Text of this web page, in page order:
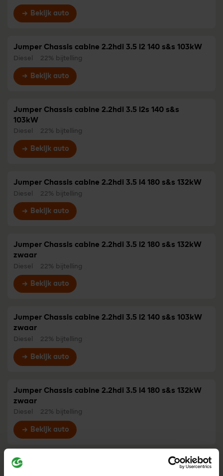
Bekijk auto
Jumper Chassis cabine 2.2hdi 3.5 l2 140 s&s 103kW
Diesel 22% bijtelling
Bekijk auto
Jumper Chassis cabine 2.2hdi 3.5 l2s 140 s&s
103kW
Diesel 22% bijtelling
Bekijk auto
Jumper Chassis cabine 2.2hdi 3.5 l4 180 s&s 132kW
Diesel 22% bijtelling
Bekijk auto
Jumper Chassis cabine 2.2hdi 3.5 l2 180 s&s 132kW
zwaar
Diesel 22% bijtelling
Bekijk auto
Jumper Chassis cabine 2.2hdi 3.5 l2 140 s&s 103kW
zwaar
Diesel 22% bijtelling
Bekijk auto
Jumper Chassis cabine 2.2hdi 3.5 l4 180 s&s 132kW
zwaar
Diesel 22% bijtelling
Bekijk auto
Jumper Chassis cabine 2.2hdi 3.5 l2s 180 s&s 132kW